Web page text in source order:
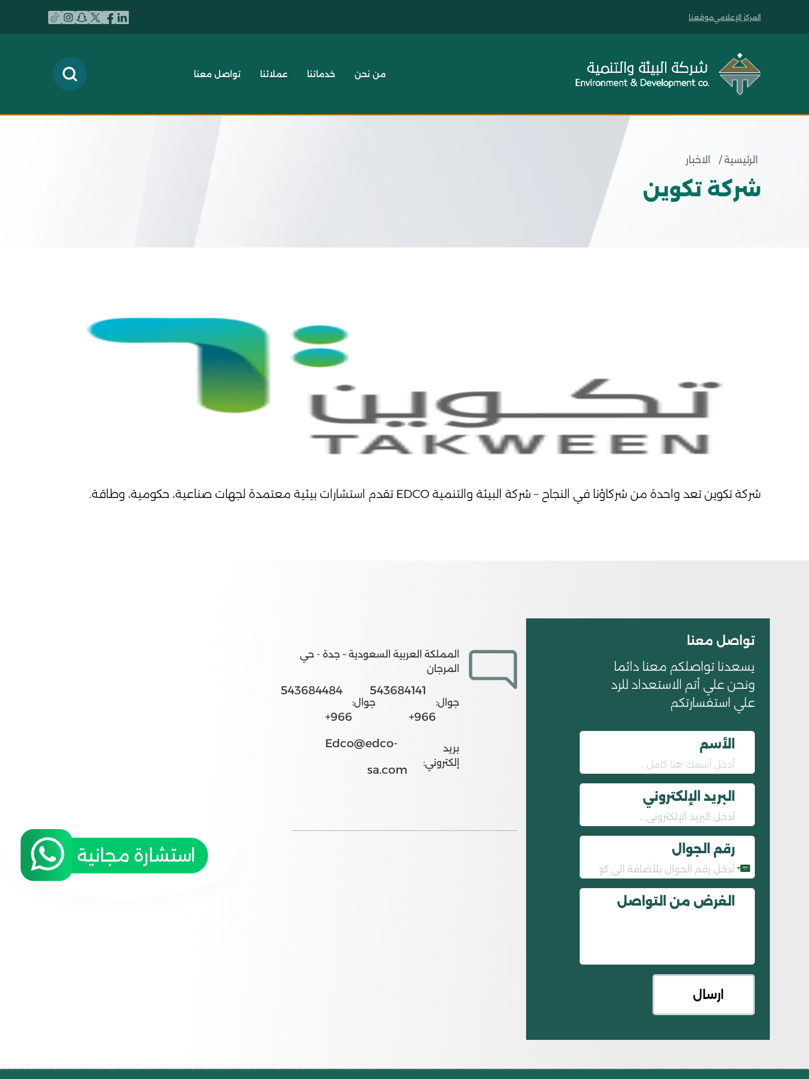
المركز الإعلاميموقعنا
من نحن خدماتنا عملائنا تواصل معنا
شركة تكوين
الرئيسية / الاخبار
شركة تكوين تعد واحدة من شركاؤنا في النجاح – شركة البيئة والتنمية EDCO تقدم استشارات بيئية معتمدة لجهات صناعية، حكومية، وطاقة.
تواصل معنا
يسعدنا تواصلكم معنا دائما
ونحن علي أتم الاستعداد للرد
علي استفسارتكم
الأسم
البريد الإلكتروني
رقم الجوال
Saudi
Arabia
الغرض من التواصل
المملكة العربية السعودية – جدة - حي
المرجان
جوال:
543684141
966+
جوال:
543684484
966+
بريد
إلكتروني:
Edco@edco-
sa.com
استشارة مجانية